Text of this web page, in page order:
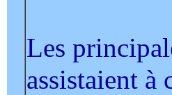
Les
assistaient à